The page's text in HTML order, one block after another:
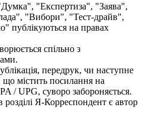
"Експертиза", "Заява",
"Вибори", "Тест-драйв",
публікуються на правах
спільно з
передрук, чи наступне
містить посилання на
/ UPG, суворо забороняється.
Я-Корреспондент є автор